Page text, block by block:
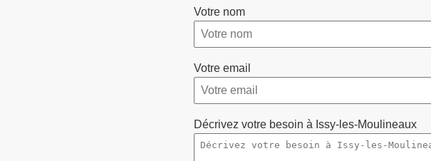
Votre nom
Votre email
Décrivez votre besoin à Issy-les-Moulineaux